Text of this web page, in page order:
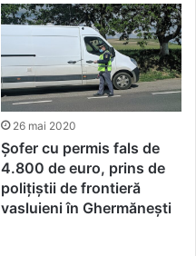
26 mai 2020
Șofer cu permis fals de
4.800 de euro, prins de
polițiștii de frontieră
vasluieni în Ghermănești